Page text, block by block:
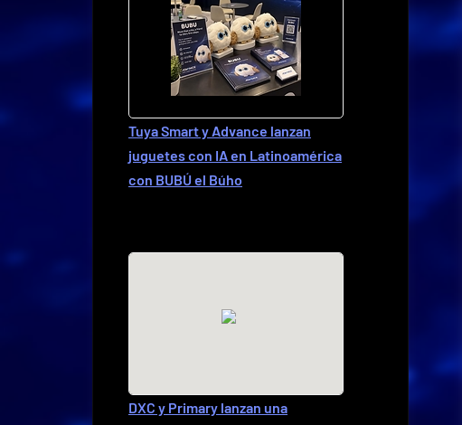
Tuya Smart y Advance lanzan
juguetes con IA en Latinoamérica
con BUBÚ el Búho
DXC y Primary lanzan una